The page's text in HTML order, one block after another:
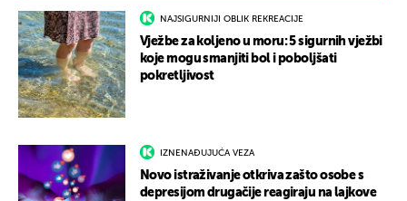
NAJSIGURNIJI OBLIK REKREACIJE
Vježbe za koljeno u moru: 5 sigurnih vježbi
koje mogu smanjiti bol i poboljšati
pokretljivost
IZNENAĐUJUĆA VEZA
Novo istraživanje otkriva zašto osobe s
depresijom drugačije reagiraju na lajkove